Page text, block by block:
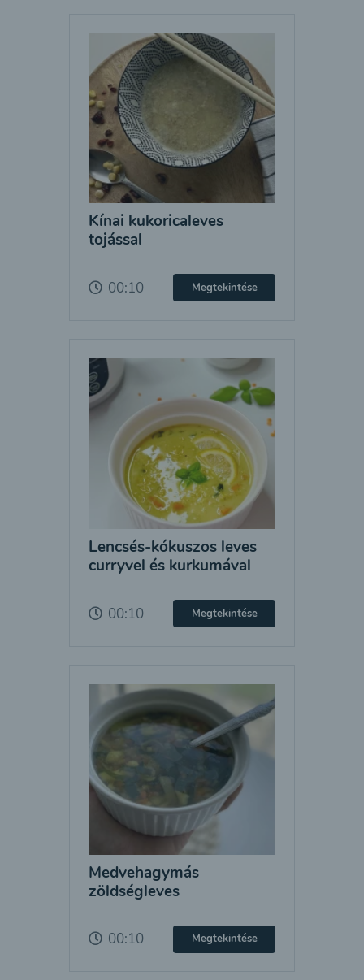
Kínai kukoricaleves
tojással
00:10 Megtekintése
Lencsés-kókuszos leves
curryvel és kurkumával
00:10 Megtekintése
Medvehagymás
zöldségleves
00:10 Megtekintése